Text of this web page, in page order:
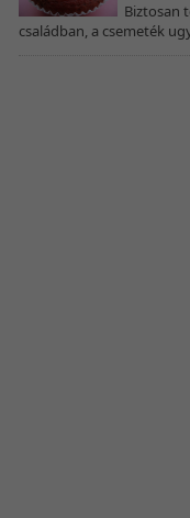
Biztosan
családban, a csemeték